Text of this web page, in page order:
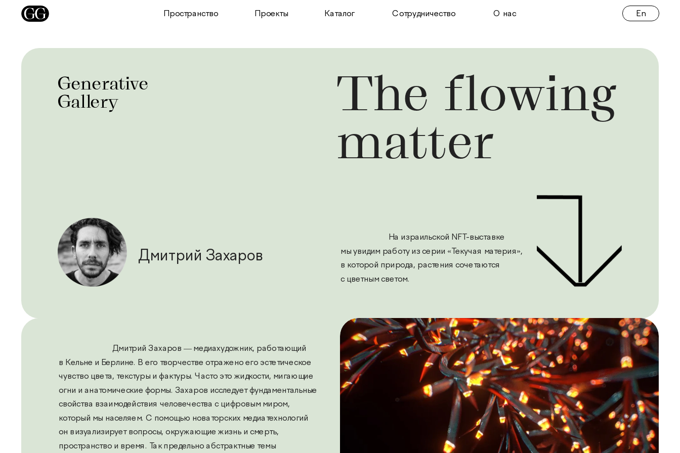
Пространство Каталог
Проекты Сотрудничество О нас
The flowing
matter
Generative
Gallery
                        На израильской NFT-выставке
мы увидим работу из серии «Текучая материя»,
в которой природа, растения сочетаются
с цветным светом.
Дмитрий Захаров
                           Дмитрий Захаров — медиахудожник, работающий
в Кельне и Берлине. В его творчестве отражено его эстетическое
чувство цвета, текстуры и фактуры. Часто это жидкости, мигающие
огни и анатомические формы. Захаров исследует фундаментальные
свойства взаимодействия человечества с цифровым миром,
который мы населяем. С помощью новаторских медиатехнологий
он визуализирует вопросы, окружающие жизнь и смерть,
пространство и время. Так предельно абстрактные темы